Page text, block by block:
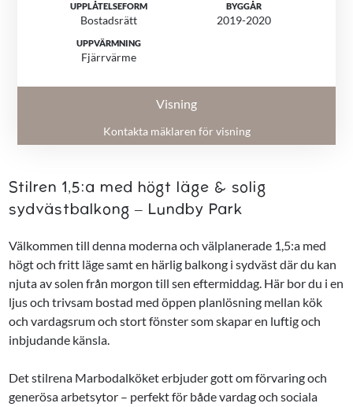
UPPLÅTELSEFORM
Bostadsrätt
BYGGÅR
2019-2020
UPPVÄRMNING
Fjärrvärme
Visning
Kontakta mäklaren för visning
Stilren 1,5:a med högt läge & solig
sydvästbalkong – Lundby Park
Välkommen till denna moderna och välplanerade 1,5:a med
högt och fritt läge samt en härlig balkong i sydväst där du kan
njuta av solen från morgon till sen eftermiddag. Här bor du i en
ljus och trivsam bostad med öppen planlösning mellan kök
och vardagsrum och stort fönster som skapar en luftig och
inbjudande känsla.
Det stilrena Marbodalköket erbjuder gott om förvaring och
generösa arbetsytor – perfekt för både vardag och sociala